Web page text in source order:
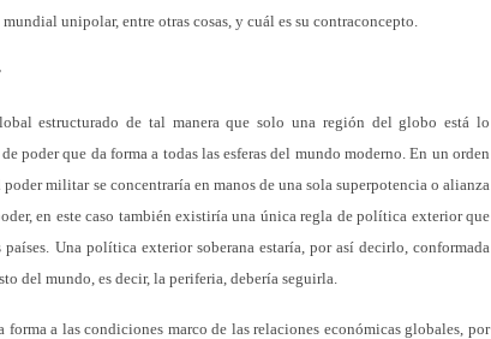
unipolar, entre otras cosas, y cuál es su contraconcepto.
estructurado de tal manera que solo una región del globo está lo
poder que da forma a todas las esferas del mundo moderno. En un orden
militar se concentraría en manos de una sola superpotencia o alianza
en este caso también existiría una única regla de política exterior que
Una política exterior soberana estaría, por así decirlo, conformada
del mundo, es decir, la periferia, debería seguirla.
a las condiciones marco de las relaciones económicas globales, por